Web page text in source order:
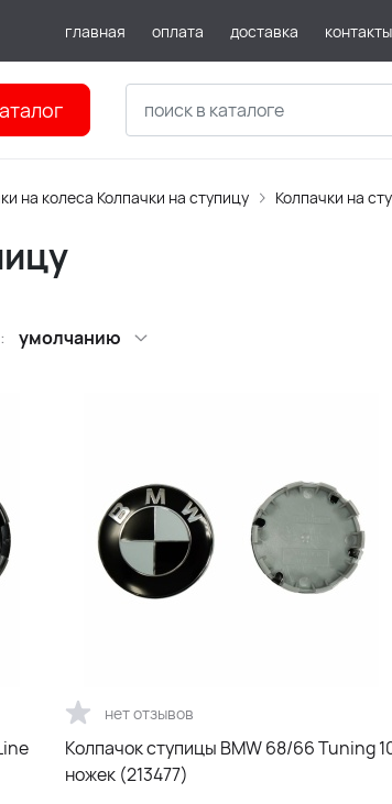
главная оплата доставка контакты
на колеса Колпачки на ступицу Колпачки на
умолчанию
нет отзывов
Колпачок ступицы BMW 68/66 Tuning
ножек (213477)